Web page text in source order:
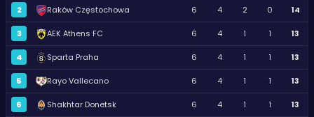
2 Raków Częstochowa 6 4 2 0 14
3 AEK Athens FC 6 4 1 1 13
4 Sparta Praha 6 4 1 1 13
5 Rayo Vallecano 6 4 1 1 13
6 Shakhtar Donetsk 6 4 1 1 13